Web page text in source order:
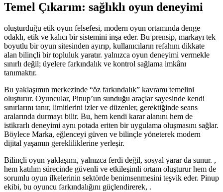
Temel Çıkarım: sağlıklı oyun deneyimi
oluşturduğu etik oyun felsefesi, modern oyun ortamında denge
odaklı, etik ve kalıcı bir sistemini inşa eder. Bu prensip, markayı tek
boyutlu bir oyun sitesinden ayırıp, kullanıcıların refahını dikkate
alan bilinçli bir topluluk yaratır. yalnızca oyun deneyimi vermekle
sınırlı değil; üyelere farkındalık ve kontrol sağlama imkânı
tanımaktır.
Bu yaklaşımın merkezinde “öz farkındalık” kavramı temelini
oluşturur. Oyuncular, Pinup’un sunduğu araçlar sayesinde kendi
sınırlarını tanır, limitlerini izler ve düzenler, gerektiğinde seans
aralarında durmayı bilir. Bu, hem kendi karar alanını hem de
istikrarlı deneyimi aynı potada eriten bir uygulama oluşmasını sağlar.
Böylece Marka, eğlenceyi güven ve bilinçle yöneterek modern
dijital yaşamın gerekliliklerine yerleşir.
Bilinçli oyun yaklaşımı, yalnızca ferdi değil, sosyal yarar da sunur. ,
hem katılım sürecinde güvenli ve etkileşimli ortam oluşturur hem de
sorumlu oyun ilkelerinin sektörde benimsenmesini teşvik eder. Pinup
ekibi, bu oyuncu farkındalığını güçlendirerek, .